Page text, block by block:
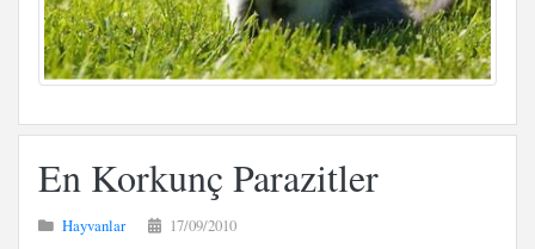
En Korkunç Parazitler
Hayvanlar 17/09/2010